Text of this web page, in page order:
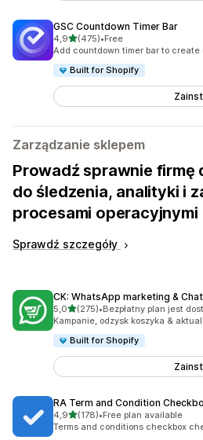
GSC Countdown Timer Bar
4,9na 5 gwiazdek
(475)
Łączna liczba recenzji: 475
•Free
Add countdown timer bar to
Built for Shopify
Zarządzanie sklepem
Prowadź sprawnie firmę
do śledzenia, analityki i
procesami operacyjnymi
Sprawdź szczegóły
CK: WhatsApp marketing & Chat
5,0na 5 gwiazdek
(275)
Łączna liczba recenzji: 275
•Bezpłatny plan jest
Kampanie, odzysk koszyka &
Built for Shopify
RA Term and Condition
4,9na 5 gwiazdek
(178)
Łączna liczba recenzji: 178
•Free plan available
Terms and conditions checkbox